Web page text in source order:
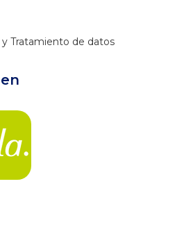
Tratamiento de datos